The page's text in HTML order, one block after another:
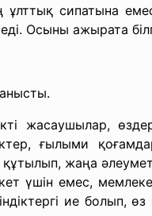
ұлттық сипатына
Осыны ажырата
жасаушылар,
ғылыми
жаңа
үшін емес,
ие болып, өз